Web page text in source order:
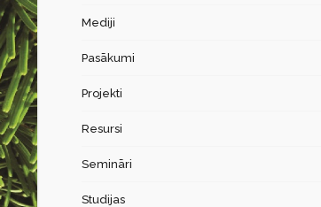
Mediji
Pasākumi
Projekti
Resursi
Semināri
Studijas